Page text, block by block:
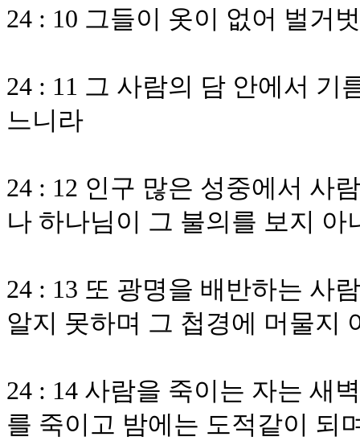
24 : 10 그들이 옷이 없어 벌거
24 : 11 그 사람의 담 안에서 기
느니라
24 : 12 인구 많은 성중에서 사
나 하나님이 그 불의를 보지 아
24 : 13 또 광명을 배반하는 사
알지 못하며 그 첩경에 머물지
24 : 14 사람을 죽이는 자는 새
를 죽이고 밤에는 도적같이 되